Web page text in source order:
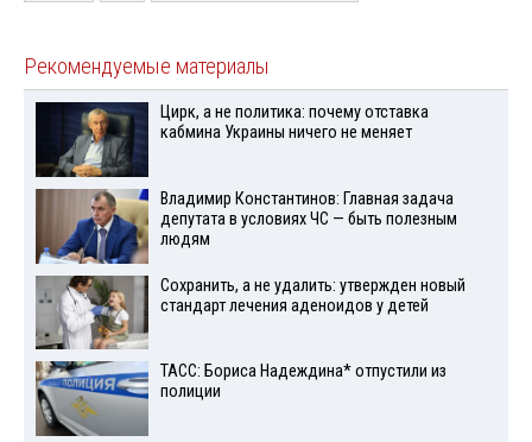
Рекомендуемые материалы
Цирк, а не политика: почему отставка
кабмина Украины ничего не меняет
Владимир Константинов: Главная задача
депутата в условиях ЧС — быть полезным
людям
Сохранить, а не удалить: утвержден новый
стандарт лечения аденоидов у детей
ТАСС: Бориса Надеждина* отпустили из
полиции